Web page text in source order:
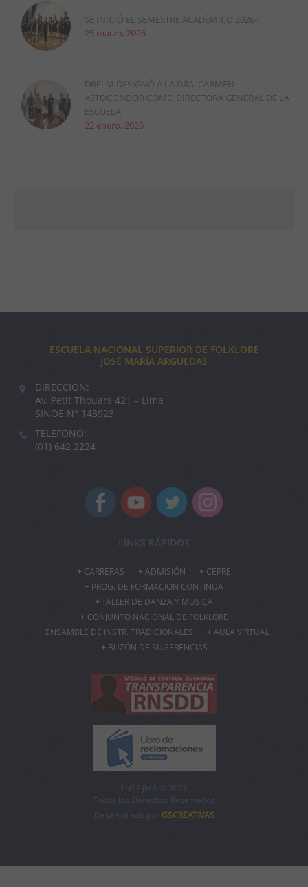
SE INICIÓ EL SEMESTRE ACADÉMICO 2026-I
25 marzo, 2026
DRELM DESIGNÓ A LA DRA. CARMEN
ASTOCONDOR COMO DIRECTORA GENERAL DE LA
ESCUELA
22 enero, 2026
ESCUELA NACIONAL SUPERIOR DE FOLKLORE
JOSÉ MARÍA ARGUEDAS
DIRECCIÓN:
Av. Petit Thouars 421 – Lima
SINOE N° 143923
TELÉFONO:
(01) 642 2224
LINKS RÁPIDOS
CARRERAS ADMISIÓN
CEPRE
PROG. DE FORMACION CONTINUA
TALLER DE DANZA Y MUSICA
CONJUNTO NACIONAL DE FOLKLORE
ENSAMBLE DE INSTR. TRADICIONALES
AULA VIRTUAL
BUZÓN DE SUGERENCIAS
ENSF JMA © 2021
Todos los Derechos Reservados
Desarrollado por GSCREATIVAS